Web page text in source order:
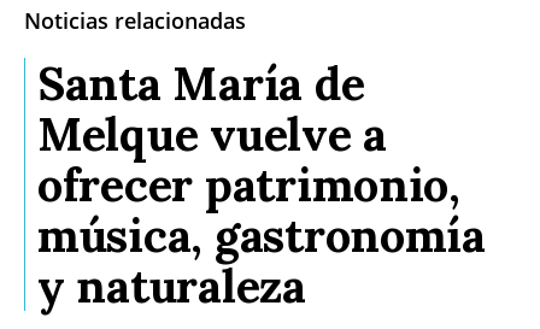
Noticias relacionadas
Santa María de
Melque vuelve a
ofrecer patrimonio,
música, gastronomía
y naturaleza